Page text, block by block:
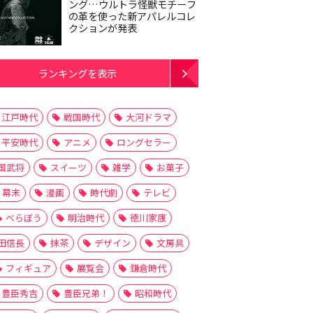
ング…ウルトラ怪獣モチーフ
の革を使った新アパレルコレ
クションが発表
ランキングを表示
江戸時代 戦国時代
大河ドラマ
平安時代
アニメ
ロングセラー
武将
スイーツ 雑学
お菓子
幕末
漫画 時代劇
テレビ
べらぼう
明治時代
徳川家康
信長
抹茶 デザイン
文房具
フィギュア
展覧会
鎌倉時代
豊臣秀吉
豊臣兄弟！
昭和時代